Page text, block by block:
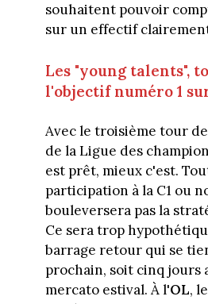
souhaitent pouvoir
sur un effectif
Les "young talents",
l'objectif numéro 1
Avec le troisième tour
de la Ligue des
est prêt, mieux c'est.
participation à la C1 ou
bouleversera pas la
Ce sera trop
barrage retour qui se
prochain, soit cinq jours
mercato estival. À l'OL,